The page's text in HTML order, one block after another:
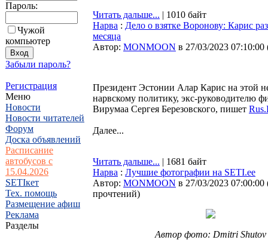
Пароль:
Чужой
компьютер
Забыли пароль?
Регистрация
Меню
Новости
Новости читателей
Форум
Доска объявлений
Расписание
автобусов с
15.04.2026
SETIкет
Тех. помощь
Размещение афиш
Реклама
Разделы
Читать дальше... | 1010 байт
Нарва : Дело о взятке Воронову: Карис
месяца
Автор: MONMOON в 27/03/2023 07:10:00
Президент Эстонии Алар Карис на этой
нарвскому политику, экс-руководителю
Вирумаа Сергея Березовского, пишет
Далее...
Читать дальше... | 1681 байт
Нарва : Лучшие фотографии на SETI.ee
Автор: MONMOON в 27/03/2023 07:00:00
прочтений)
Автор фото: Dmitri Shutov